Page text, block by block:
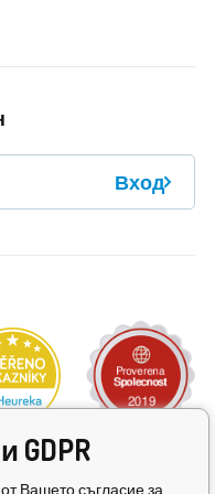
Вход
GDPR
Вашето съгласие за